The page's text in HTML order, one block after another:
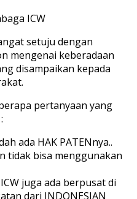
ICW
setuju dengan
mengenai keberadaan
disampaikan kepada
pertanyaan yang
ada HAK PATENnya..
tidak bisa menggunakan
juga ada berpusat di
dari INDONESIAN